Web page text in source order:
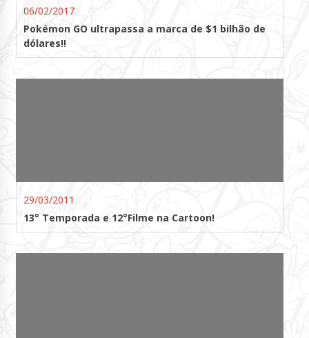
06/02/2017
Pokémon GO ultrapassa a marca de $1 bilhão de
dólares!!
29/03/2011
13° Temporada e 12°Filme na Cartoon!